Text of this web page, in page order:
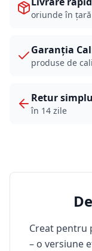
oriunde în țară
Garanția
produse de
Retur simplu
în 14 zile
Creat pentru
– o versiune